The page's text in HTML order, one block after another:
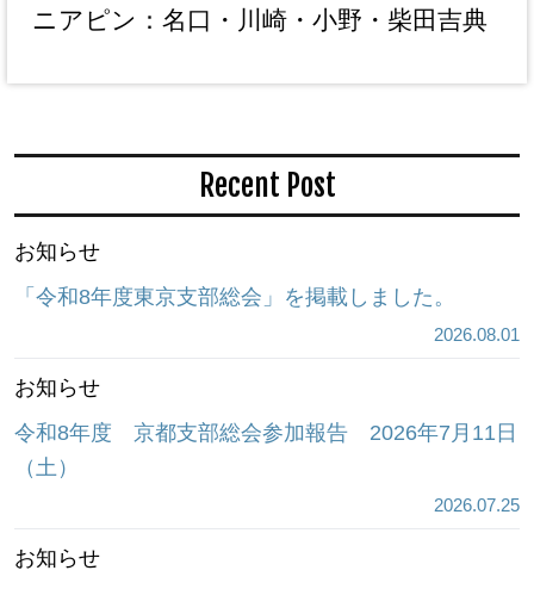
ニアピン：名口・川崎・小野・柴田吉典
Recent Post
お知らせ
「令和8年度東京支部総会」を掲載しました。
2026.08.01
お知らせ
令和8年度 京都支部総会参加報告 2026年7月11日
（土）
2026.07.25
お知らせ